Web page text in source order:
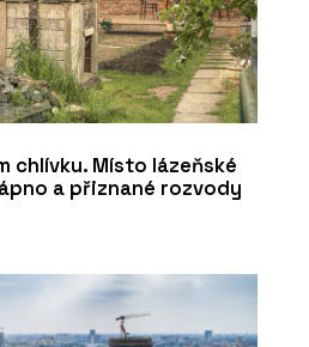
chlívku. Místo lázeňské
a přiznané rozvody